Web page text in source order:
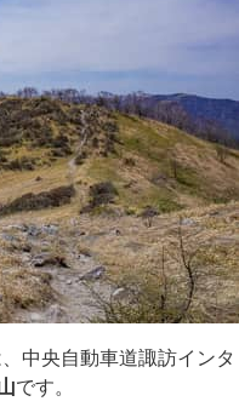
中央自動車道諏訪インタ
です。